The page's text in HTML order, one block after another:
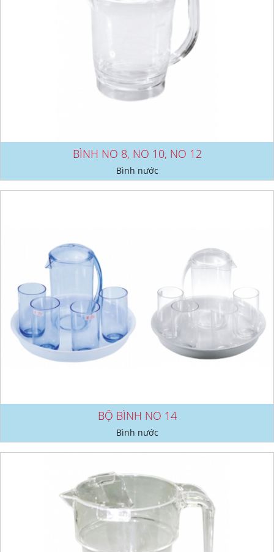
BÌNH NO 8, NO 10, NO 12
Bình nước
BỘ BÌNH NO 14
Bình nước